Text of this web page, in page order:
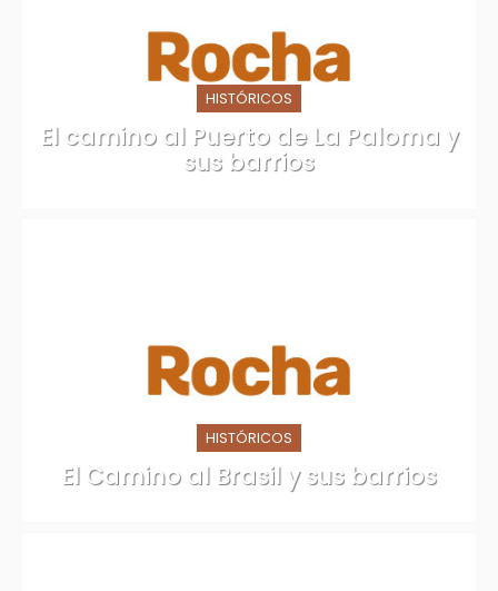
HISTÓRICOS
El camino al Puerto de La Paloma y
sus barrios
HISTÓRICOS
El Camino al Brasil y sus barrios